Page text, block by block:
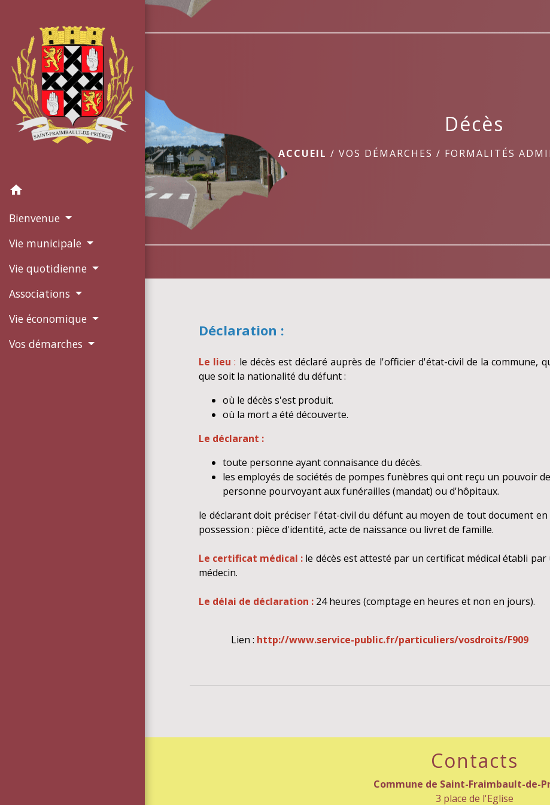
home
Bienvenue
Vie municipale
Vie quotidienne
Associations
Vie économique
Vos démarches
Décès
ACCUEIL /VOS DÉMARCHES / FORMALITÉS
Déclaration :
Le lieu: le décès est déclaré auprès de l'officier d'état-civil de la commune,
que soit la nationalité du défunt :
où le décès s'est produit.
où la mort a été découverte.
Le déclarant :
toute personne ayant connaisance du décès.
les employés de sociétés de pompes funèbres qui ont reçu un pouvoir
personne pourvoyant aux funérailles (mandat) ou d'hôpitaux.
le déclarant doit préciser l'état-civil du défunt au moyen de tout document en
possession : pièce d'identité, acte de naissance ou livret de famille.
Le certificat médical : le décès est attesté par un certificat médical établi par
médecin.
Le délai de déclaration : 24 heures (comptage en heures et non en jours).
Lien : http://www.service-public.fr/particuliers/vosdroits/F909
Contacts
Commune de Saint-Fraimbault-de-
3 place de l'Eglise